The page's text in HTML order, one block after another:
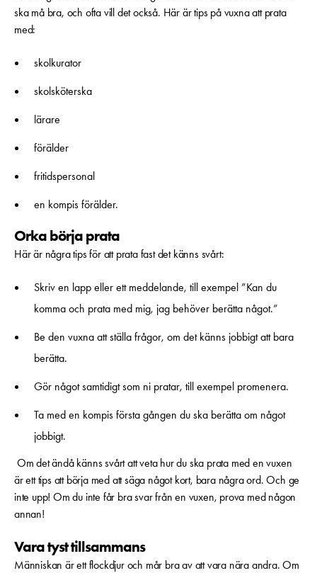
ska må bra, och ofta vill det också. Här är tips på vuxna att prata
med:
skolkurator
skolsköterska
lärare
förälder
fritidspersonal
en kompis förälder.
Orka börja prata
Här är några tips för att prata fast det känns svårt:
Skriv en lapp eller ett meddelande, till exempel ”Kan du
komma och prata med mig, jag behöver berätta något.”
Be den vuxna att ställa frågor, om det känns jobbigt att bara
berätta.
Gör något samtidigt som ni pratar, till exempel promenera.
Ta med en kompis första gången du ska berätta om något
jobbigt.
Om det ändå känns svårt att veta hur du ska prata med en vuxen
är ett tips att börja med att säga något kort, bara några ord. Och ge
inte upp! Om du inte får bra svar från en vuxen, prova med någon
annan!
Vara tyst tillsammans
Människan är ett flockdjur och mår bra av att vara nära andra. Om